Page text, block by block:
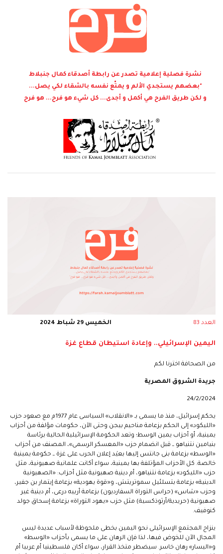
نشرة فصلية إعلامية تصدر عن رابطة أصدقاء كمال جنبلاط
"بعضهم يستجدي الألم و يمتّع نفسه بالشقاء لكي يصل...
و لكن طريق الفرح هي أكمل و أجدى... كل شيء هو فرح... هو فرح
العدد 83 الخميس 29 شباط 2024
اليمين الإسرائيلي.. وإعادة استيطان قطاع غزة
من الصحافة اخترنا لكم
جريدة الشروق المصرية
24/2/2024
يحكم إسرائيل، منذ ما يسمى بـ «الانقلاب» السياسى عام 1977م مع صعود حزب
«الليكود» إلى الحكم بزعامة مناحيم بيجن وحتى الآن، حكومات مؤلفة من أحزاب
يمينية، أو أحزاب يمين الوسط؛ وتعد الحكومة الإسرائيلية الحالية برئاسة
بنيامين نتنياهو ــ قبل انضمام حزب «المعسكر الرسمى»، المصنف من أحزاب
«الوسط» بزعامة بنى جانتس إليها بعيْد إعلان الحرب على غزة ــ حكومة يمينية
خالصة. كل الأحزاب المؤتلفة بها يمينية، سواء أكانت علمانية صهيونية، مثل
حزب «الليكود» بزعامة نتنياهو، أم دينية صهيونية مثل أحزاب: «الصهيونية
الدينية» بزعامة بتسلئيل سموتريتش، و«قوة يهودية» بزعامة إيتمار بن جفير،
وحزب «شاس» (حراس التوراة السفارديون) بزعامة أرييه درعى، أم دينية غير
صهيونية (حريدية/أرثوذكسية) مثل حزب «يهود التوراة» بزعامة إسحاق جولد
كنوفيف.
ينزاح المجتمع الإسرائيلى نحو اليمين بخطى ملحوظة لأسباب عديدة ليس
المجال الآن للخوض فيها، لذا فإن الرهان على ما يسمى بأحزاب «الوسط»
و«اليسار» رهان خاسر. سيضطر متخذ القرار، سواء أكان فلسطينيا أم عربيا أم